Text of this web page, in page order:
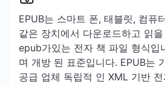
EPUB는 스마트 폰, 태블릿, 컴퓨
같은 장치에서 다운로드하고 읽
epub가있는 전자 책 파일 형식입
며 개방 된 표준입니다. EPUB는
공급 업체 독립적 인 XML 기반